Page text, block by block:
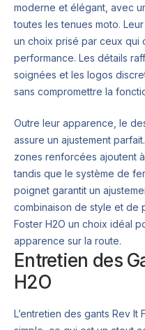
moderne et élégant, avec
toutes les tenues moto.
un choix prisé par ceux qui
performance. Les détails
soignées et les logos
sans compromettre la
Outre leur apparence, le
assure un ajustement
zones renforcées ajoutent
tandis que le système de
poignet garantit un
combinaison de style et de
Foster H2O un choix idéal
apparence sur la route.
Entretien des
H2O
L’entretien des gants Rev It